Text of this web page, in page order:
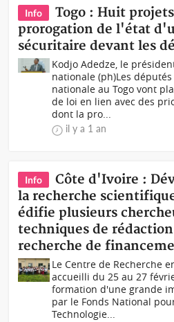
Info
Togo : Huit
prorogation de l'état
sécuritaire devant les
Kodjo Adedze, le
nationale (ph)Les députés
nationale au Togo vont
de loi en lien avec des
dont la pro...
il y a 1 an
Info
Côte d'Ivoire :
la recherche
édifie plusieurs
techniques de
recherche de
Le Centre de Recherche
accueilli du 25 au 27
formation d'une grande
par le Fonds National
Technologie...